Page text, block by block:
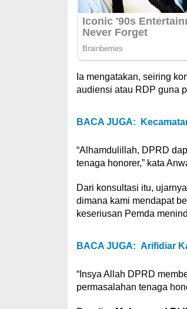
Ia mengatakan, seiring
audiensi atau RDP guna
BACA JUGA:
“Alhamdulillah, DPRD
tenaga honorer,” kata
Dari konsultasi itu,
dimana kami mendapat
keseriusan Pemda
BACA JUGA: Arifidiar
“Insya Allah DPRD
permasalahan tenaga